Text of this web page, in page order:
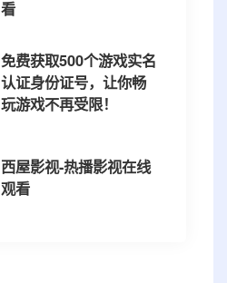
看
免费获取500个游戏实名
认证身份证号，让你畅
玩游戏不再受限！
西屋影视-热播影视在线
观看